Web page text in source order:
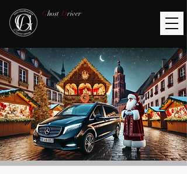
Ghost Driver